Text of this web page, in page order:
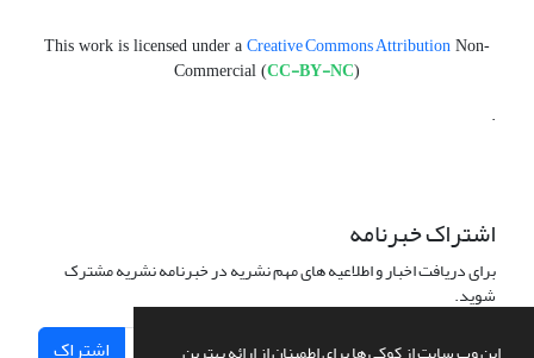
This work is licensed under a Creative Commons Attribution Non-
Commercial (CC-BY-NC)
.
اشتراک خبرنامه
برای دریافت اخبار و اطلاعیه های مهم نشریه در خبرنامه نشریه مشترک
شوید.
اشتراک